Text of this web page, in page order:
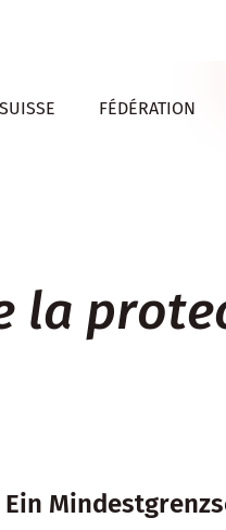
FÉDÉRATION
la
Ein